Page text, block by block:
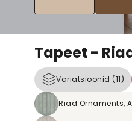
Tapeet -
Variatsioonid (11)
Riad Ornaments,